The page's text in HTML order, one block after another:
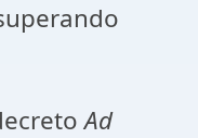
Ad